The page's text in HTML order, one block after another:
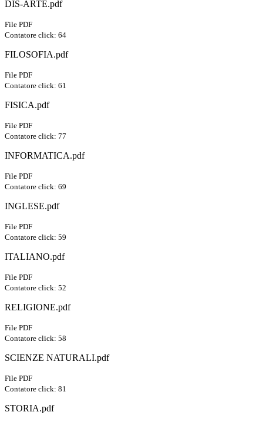
DIS-ARTE.pdf
File PDF
Contatore click: 64
FILOSOFIA.pdf
File PDF
Contatore click: 61
FISICA.pdf
File PDF
Contatore click: 77
INFORMATICA.pdf
File PDF
Contatore click: 69
INGLESE.pdf
File PDF
Contatore click: 59
ITALIANO.pdf
File PDF
Contatore click: 52
RELIGIONE.pdf
File PDF
Contatore click: 58
SCIENZE NATURALI.pdf
File PDF
Contatore click: 81
STORIA.pdf